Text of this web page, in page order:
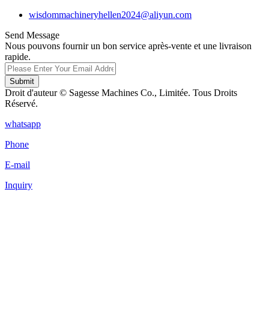
wisdommachineryhellen2024@aliyun.com
Send Message
Nous pouvons fournir un bon service après-vente et une livraison
rapide.
Submit
Droit d'auteur © Sagesse Machines Co., Limitée. Tous Droits
Réservé.
whatsapp
Phone
E-mail
Inquiry